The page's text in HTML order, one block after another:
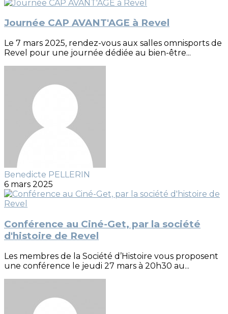
Journée CAP AVANT'AGE à Revel
Le 7 mars 2025, rendez-vous aux salles omnisports de
Revel pour une journée dédiée au bien-être...
Benedicte PELLERIN
6 mars 2025
Conférence au Ciné-Get, par la société
d'histoire de Revel
Les membres de la Société d’Histoire vous proposent
une conférence le jeudi 27 mars à 20h30 au...